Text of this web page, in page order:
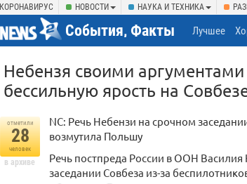
КОРОНАВИРУС НОВОСТИ НАУКА И ТЕХНИКА
События, Факты Лучшее
Небензя своими
бессильную ярость на
отметили
28
человек
в архиве
NC: Речь Небензи на срочном
возмутила Польшу
Речь постпреда России в ООН Василия
заседании Совбеза из-за